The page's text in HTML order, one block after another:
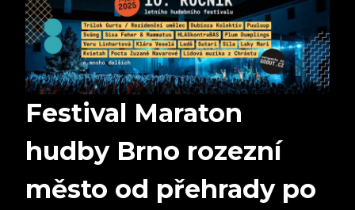
Festival Maraton
hudby Brno rozezní
město od přehrady po